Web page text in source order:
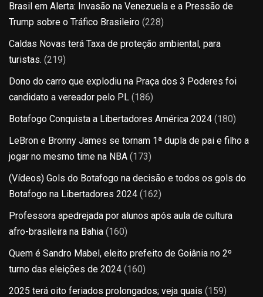
Brasil em Alerta: Invasão na Venezuela e a Pressão de
Trump sobre o Tráfico Brasileiro (228)
Caldas Novas terá Taxa de proteção ambiental, para
turistas. (219)
Dono do carro que explodiu na Praça dos 3 Poderes foi
candidato a vereador pelo PL (186)
Botafogo Conquista a Libertadores América 2024 (180)
LeBron e Bronny James se tornam 1ª dupla de pai e filho a
jogar no mesmo time na NBA (173)
(Vídeos) Gols do Botafogo na decisão e todos os gols do
Botafogo na Libertadores 2024 (162)
Professora apedrejada por alunos após aula de cultura
afro-brasileira na Bahia (160)
Quem é Sandro Mabel, eleito prefeito de Goiânia no 2º
turno das eleições de 2024 (160)
2025 terá oito feriados prolongados; veja quais (159)